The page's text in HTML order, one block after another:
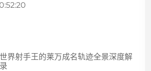
界射手王的莱万成名轨迹全景深度解